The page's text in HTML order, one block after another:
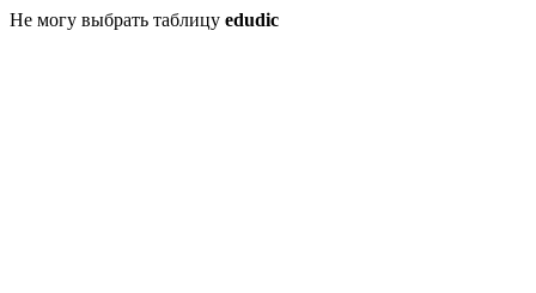
Не могу выбрать таблицу edudic